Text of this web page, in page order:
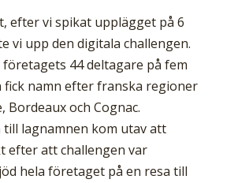
efter vi spikat upplägget på 6
vi upp den digitala challengen.
företagets 44 deltagare på fem
fick namn efter franska regioner
Bordeaux och Cognac.
lagnamnen kom utav att
efter att challengen var
hela företaget på en resa till